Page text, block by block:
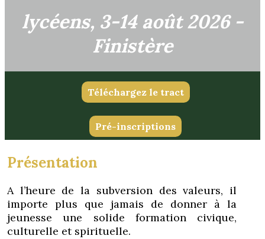
lycéens, 3-14 août 2026 -
Finistère
Téléchargez le tract
Pré-inscriptions
Présentation
A l’heure de la subversion des valeurs, il
importe plus que jamais de donner à la
jeunesse une solide formation civique,
culturelle et spirituelle.